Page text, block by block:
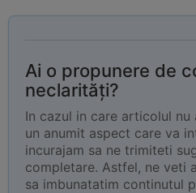
Ai o propunere de
neclarități?
In cazul in care articolul
un anumit aspect care va
incurajam sa ne trimiteti
completare. Astfel, ne veti
sa imbunatatim continutul